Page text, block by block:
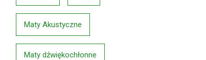
Maty Akustyczne
Maty dźwiękochłonne